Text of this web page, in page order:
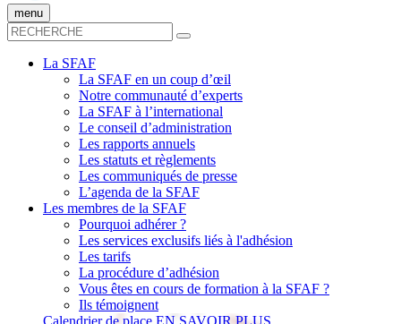
menu
La SFAF
La SFAF en un coup d’œil
Notre communauté d’experts
La SFAF à l’international
Le conseil d’administration
Les rapports annuels
Les statuts et règlements
Les communiqués de presse
L’agenda de la SFAF
Les membres de la SFAF
Pourquoi adhérer ?
Les services exclusifs liés à l'adhésion
Les tarifs
La procédure d’adhésion
Vous êtes en cours de formation à la SFAF ?
Ils témoignent